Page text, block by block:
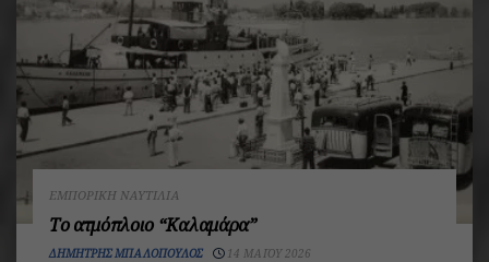
ΕΜΠΟΡΙΚΉ ΝΑΥΤΙΛΊΑ
Το ατμόπλοιο “Καλαμάρα”
ΔΗΜΉΤΡΗΣ ΜΠΑΛΌΠΟΥΛΟΣ 14 ΜΑΪ́ΟΥ 2026